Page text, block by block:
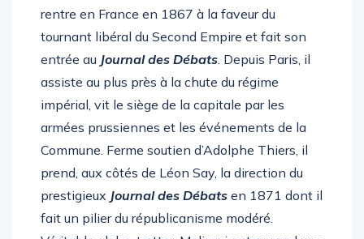
rentre en France en 1867 à la faveur du
tournant libéral du Second Empire et fait son
entrée au Journal des Débats . Depuis Paris, il
assiste au plus près à la chute du régime
impérial, vit le siège de la capitale par les
armées prussiennes et les événements de la
Commune. Ferme soutien d’Adolphe Thiers, il
prend, aux côtés de Léon Say, la direction du
prestigieux Journal des Débats en 1871 dont il
fait un pilier du républicanisme modéré.